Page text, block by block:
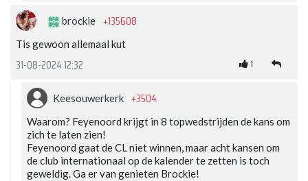
brockie +135608
Tis gewoon allemaal kut
31-08-2024 12:32 1
Keesouwerkerk +3504
Waarom? Feyenoord krijgt in 8 topwedstrijden de kans om
zich te laten zien!
Feyenoord gaat de CL niet winnen, maar acht kansen om
de club internationaal op de kalender te zetten is toch
geweldig. Ga er van genieten Brockie!